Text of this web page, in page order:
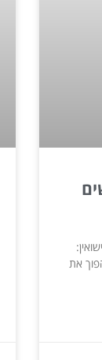
7 דגשים
את